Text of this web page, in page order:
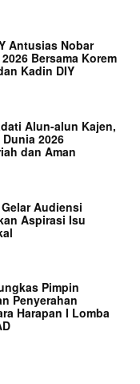
Antusias Nobar
Bersama Korem
Kadin DIY
Alun-alun Kajen,
2026
dan Aman
Audiensi
Aspirasi Isu
Pimpin
Penyerahan
Harapan I Lomba